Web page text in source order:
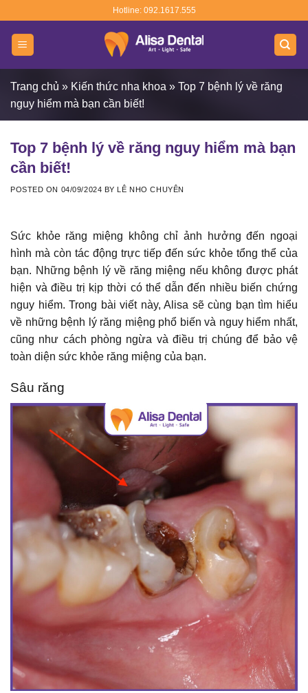
content
Hotline: 092.1617.555
Trang chủ » Kiến thức nha khoa » Top 7 bệnh lý về răng
nguy hiểm mà bạn cần biết!
Top 7 bệnh lý về răng nguy hiểm mà bạn
cần biết!
POSTED ON 04/09/2024 BY LÊ NHO CHUYÊN
Sức khỏe răng miệng không chỉ ảnh hưởng đến ngoại
hình mà còn tác động trực tiếp đến sức khỏe tổng thể của
bạn. Những bệnh lý về răng miệng nếu không được phát
hiện và điều trị kịp thời có thể dẫn đến nhiều biến chứng
nguy hiểm. Trong bài viết này, Alisa sẽ cùng bạn tìm hiểu
về những bệnh lý răng miệng phổ biến và nguy hiểm nhất,
cũng như cách phòng ngừa và điều trị chúng để bảo vệ
toàn diện sức khỏe răng miệng của bạn.
Sâu răng